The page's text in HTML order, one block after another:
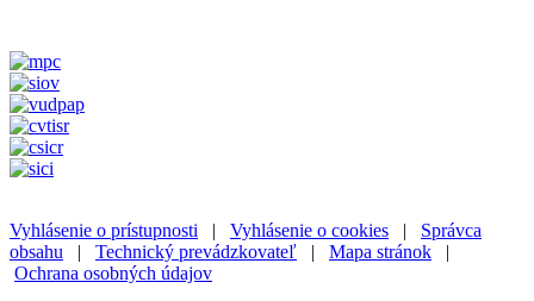
Vyhlásenie o prístupnosti | Vyhlásenie o cookies | Správca
obsahu | Technický prevádzkovateľ | Mapa stránok |
Ochrana osobných údajov